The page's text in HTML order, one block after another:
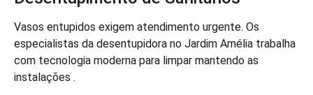
Vasos entupidos exigem atendimento urgente. Os
especialistas da desentupidora no Jardim Amélia trabalha
com tecnologia moderna para limpar mantendo as
instalações .